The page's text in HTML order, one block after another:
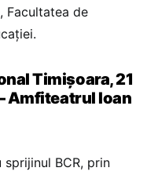
Facultatea de
Timișoara, 21
Amfiteatrul Ioan
BCR, prin